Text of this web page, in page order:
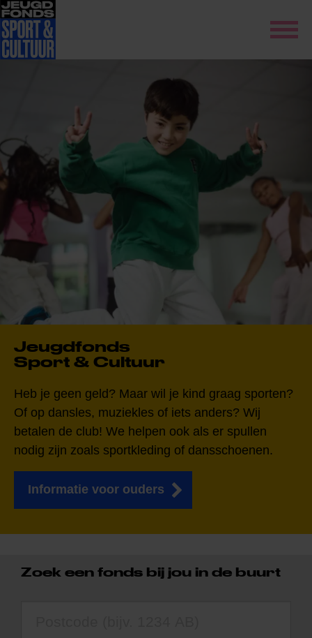
Jeugdfonds
Sport & Cultuur
Heb je geen geld? Maar wil je kind graag sporten?
Of op dansles, muziekles of iets anders? Wij
betalen de club! We helpen ook als er spullen
nodig zijn zoals sportkleding of dansschoenen.
Informatie voor ouders
Zoek een fonds bij jou in de buurt